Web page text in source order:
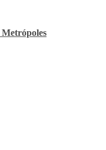
Metrópoles